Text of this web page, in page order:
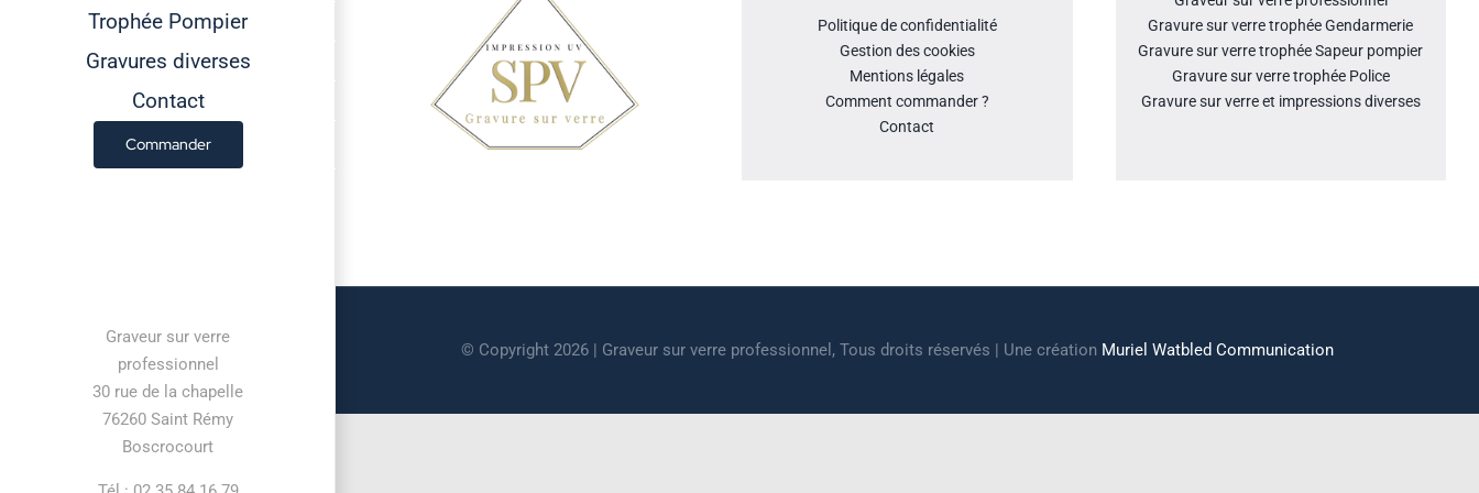
Trophée Pompier
Gravures diverses
Contact
Commander
Graveur sur verre
professionnel
30 rue de la chapelle
76260 Saint Rémy
Boscrocourt
Politique de confidentialité
Gestion des cookies
Mentions légales
Comment commander ?
Contact
Gravure sur verre trophée Gendarmerie
Gravure sur verre trophée Sapeur pompier
Gravure sur verre trophée Police
Gravure sur verre et impressions diverses
© Copyright 2026 | Graveur sur verre professionnel, Tous droits réservés | Une création Muriel Watbled Communication